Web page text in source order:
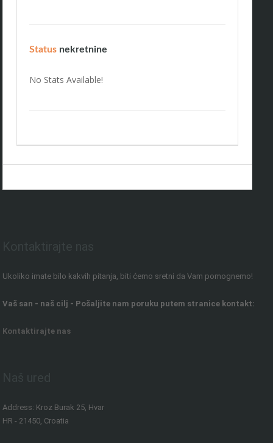
Status nekretnine
No Stats Available!
Ukoliko imate bilo kakvih pitanja, biti ćemo sretni da Vam pomognemo!
Vaš san - naš cilj - Pošaljite nam poruku putem stranice kontakt:
Kontaktirajte nas
Address: Kroz Burak 25, Hvar
HR - 21450, Croatia